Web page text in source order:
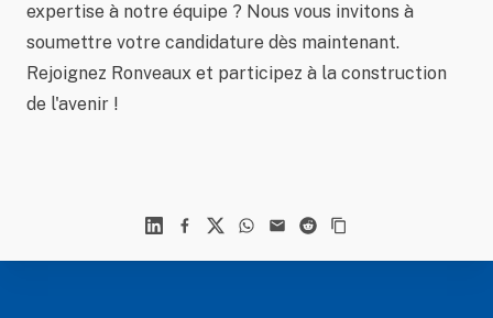
expertise à notre équipe ? Nous vous invitons à
soumettre votre candidature dès maintenant.
Rejoignez Ronveaux et participez à la construction
de l'avenir !
LinkedinFacebook
X WhatsApp
MailReddit